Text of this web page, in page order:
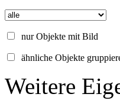
nur Objekte mit Bild
ähnliche Objekte
Weitere